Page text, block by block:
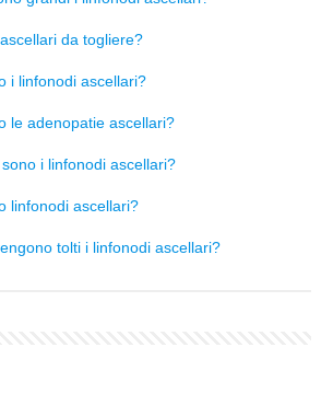
da togliere?
i linfonodi ascellari?
le adenopatie ascellari?
i linfonodi ascellari?
linfonodi ascellari?
tolti i linfonodi ascellari?